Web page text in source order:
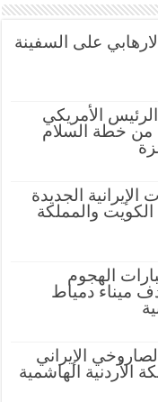
على السفينة
الأمريكي
من خطة السلام
الإيرانية الجديدة
والمملكة
الهجوم
ميناء دمياط
الإيراني
الأردنية الهاشمية